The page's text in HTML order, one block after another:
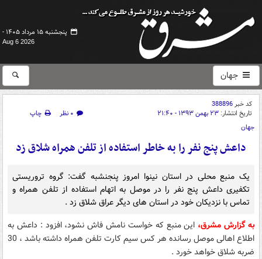
پنجشنبه ۱۵ مرداد ۱۴۰۵ -
Aug 6 2026
جهان
کد خبر388896
تاریخ انتشار: ۲۳ بهمن ۱۳۹۳ - ۲۱:۴۰ ۰ نظر
چاپ
جهان
داعش پنج نفر را به خاطر استفاده از تلفن همراه شلاق زد
یک منبع محلی در استان نینوا امروز پنجنشبه گفت: گروه تروریستی
تکفیری داعش پنج نفر را در موصل به اتهام استفاده از تلفن همراه و
تماس با نزدیکان خود در استان های دیگر عراق شلاق زد .
به گزارش مشرق، این منبع که خواست نامش فاش نشود، افزود : داعش به
اطلاع اهالی موصل رسانده هر کس سیم کارت تلفن همراه داشته باشد ، 30
ضربه شلاق خواهد خورد .